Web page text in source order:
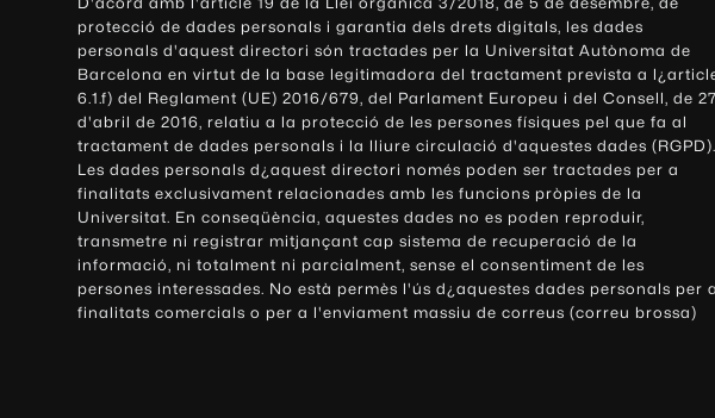
protecció de dades personals i garantia dels drets digitals, les dades
personals d'aquest directori són tractades per la Universitat Autònoma de
Barcelona en virtut de la base legitimadora del tractament prevista a
6.1.f) del Reglament (UE) 2016/679, del Parlament Europeu i del Consell, de 27
d'abril de 2016, relatiu a la protecció de les persones físiques pel que fa al
tractament de dades personals i la lliure circulació d'aquestes dades (RGPD).
Les dades personals d¿aquest directori només poden ser tractades per a
finalitats exclusivament relacionades amb les funcions pròpies de la
Universitat. En conseqüència, aquestes dades no es poden reproduir,
transmetre ni registrar mitjançant cap sistema de recuperació de la
informació, ni totalment ni parcialment, sense el consentiment de les
persones interessades. No està permès l'ús d¿aquestes dades personals per a
finalitats comercials o per a l'enviament massiu de correus (correu brossa)